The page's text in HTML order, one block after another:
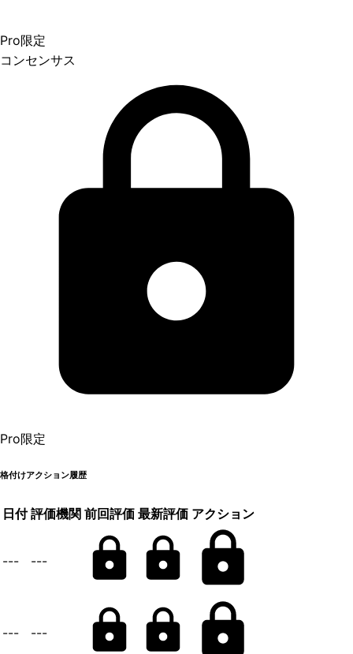
Pro限定
コンセンサス
Pro限定
格付けアクション履歴
日付 評価機関 前回評価 最新評価 アクション
--- ---
--- ---